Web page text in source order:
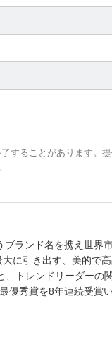
することがあります。
ランド名を携え世界
に引き出す、美的で
トレンドリーダーの
優秀賞を8年連続受賞い